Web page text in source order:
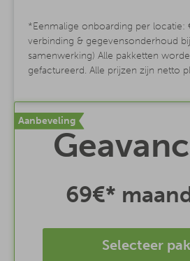
*Eenmalige onboarding per locatie:
verbinding & gegevensonderhoud
samenwerking) Alle pakketten
gefactureerd. Alle prijzen zijn netto
Aanbeveling
69€*
Selecteer